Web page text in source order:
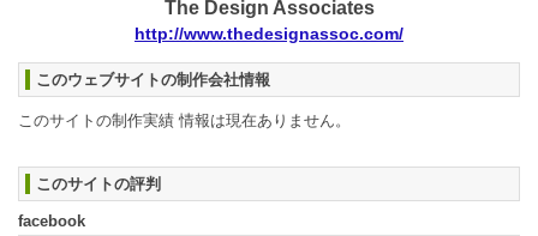
The Design Associates
http://www.thedesignassoc.com/
このウェブサイトの制作会社情報
このサイトの制作実績 情報は現在ありません。
このサイトの評判
facebook